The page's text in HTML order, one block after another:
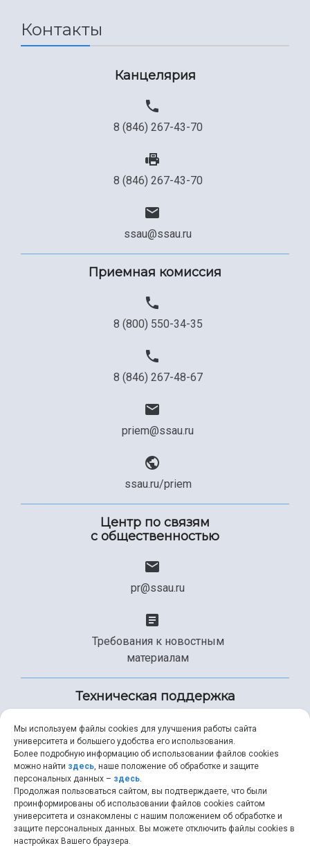
Контакты
Канцелярия
8 (846) 267-43-70
8 (846) 267-43-70
ssau@ssau.ru
Приемная комиссия
8 (800) 550-34-35
8 (846) 267-48-67
priem@ssau.ru
ssau.ru/priem
Центр по связям
с общественностью
pr@ssau.ru
Требования к новостным
материалам
Техническая поддержка
+7 (846) 267-49-99
help@ssau.ru
Мы используем файлы cookies для улучшения работы сайта
университета и большего удобства его использования.
Более подробную информацию об использовании файлов cookies
можно найти здесь, наше положение об обработке и защите
персональных данных – здесь.
Продолжая пользоваться сайтом, вы подтверждаете, что были
проинформированы об использовании файлов cookies сайтом
университета и ознакомлены с нашим положением об обработке и
защите персональных данных. Вы можете отключить файлы cookies в
настройках Вашего браузера.